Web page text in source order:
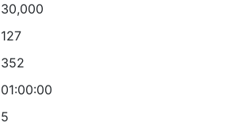
30,000
127
352
01:00:00
5